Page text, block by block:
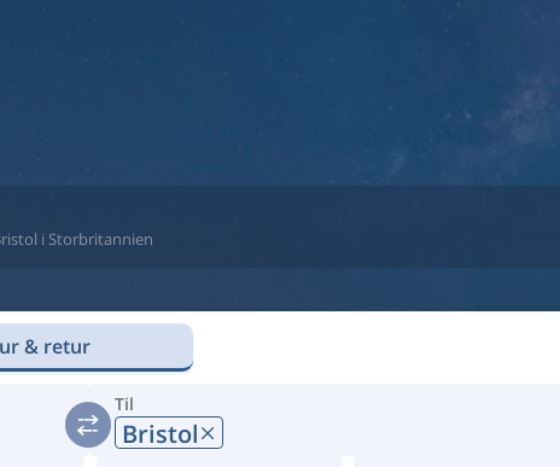
i Storbritannien
& retur
Til
Bristol